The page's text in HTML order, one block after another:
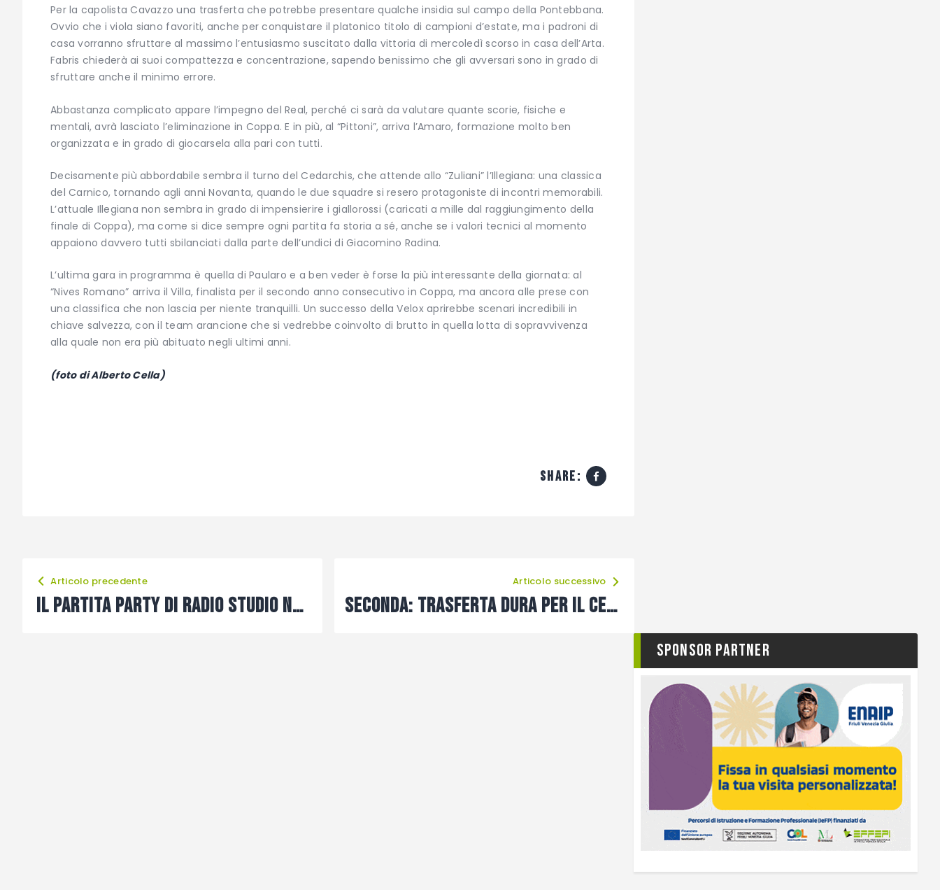
Per la capolista Cavazzo una trasferta che potrebbe presentare qualche insidia sul campo della Pontebbana.
Ovvio che i viola siano favoriti, anche per conquistare il platonico titolo di campioni d’estate, ma i padroni di
casa vorranno sfruttare al massimo l’entusiasmo suscitato dalla vittoria di mercoledì scorso in casa dell’Arta.
Fabris chiederà ai suoi compattezza e concentrazione, sapendo benissimo che gli avversari sono in grado di
sfruttare anche il minimo errore.
Abbastanza complicato appare l’impegno del Real, perché ci sarà da valutare quante scorie, fisiche e
mentali, avrà lasciato l’eliminazione in Coppa. E in più, al “Pittoni”, arriva l’Amaro, formazione molto ben
organizzata e in grado di giocarsela alla pari con tutti.
Decisamente più abbordabile sembra il turno del Cedarchis, che attende allo “Zuliani” l’Illegiana: una classica
del Carnico, tornando agli anni Novanta, quando le due squadre si resero protagoniste di incontri memorabili.
L’attuale Illegiana non sembra in grado di impensierire i giallorossi (caricati a mille dal raggiungimento della
finale di Coppa), ma come si dice sempre ogni partita fa storia a sé, anche se i valori tecnici al momento
appaiono davvero tutti sbilanciati dalla parte dell’undici di Giacomino Radina.
L’ultima gara in programma è quella di Paularo e a ben veder è forse la più interessante della giornata: al
“Nives Romano” arriva il Villa, finalista per il secondo anno consecutivo in Coppa, ma ancora alle prese con
una classifica che non lascia per niente tranquilli. Un successo della Velox aprirebbe scenari incredibili in
chiave salvezza, con il team arancione che si vedrebbe coinvolto di brutto in quella lotta di sopravvivenza
alla quale non era più abituato negli ultimi anni.
(foto di Alberto Cella)
share:
Articolo precedente
Il Partita Party di Radio Studio Nord fa tappa ad Alesso
Articolo successivo
Seconda: trasferta dura per il Cercivento, a Pesariis match ad alto rischio
Sponsor Partner